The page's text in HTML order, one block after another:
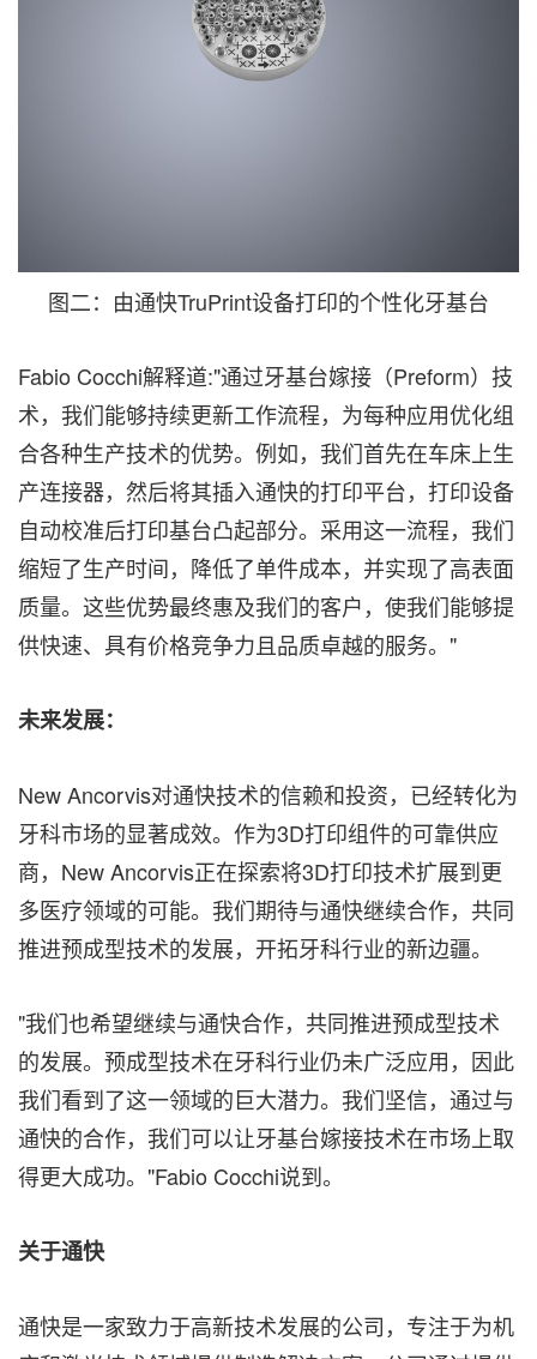
图二：由通快TruPrint设备打印的个性化牙基台
Fabio Cocchi解释道:"通过牙基台嫁接（Preform）技
术，我们能够持续更新工作流程，为每种应用优化组
合各种生产技术的优势。例如，我们首先在车床上生
产连接器，然后将其插入通快的打印平台，打印设备
自动校准后打印基台凸起部分。采用这一流程，我们
缩短了生产时间，降低了单件成本，并实现了高表面
质量。这些优势最终惠及我们的客户，使我们能够提
供快速、具有价格竞争力且品质卓越的服务。"
未来发展：
New Ancorvis对通快技术的信赖和投资，已经转化为
牙科市场的显著成效。作为3D打印组件的可靠供应
商，New Ancorvis正在探索将3D打印技术扩展到更
多医疗领域的可能。我们期待与通快继续合作，共同
推进预成型技术的发展，开拓牙科行业的新边疆。
"我们也希望继续与通快合作，共同推进预成型技术
的发展。预成型技术在牙科行业仍未广泛应用，因此
我们看到了这一领域的巨大潜力。我们坚信，通过与
通快的合作，我们可以让牙基台嫁接技术在市场上取
得更大成功。"Fabio Cocchi说到。
关于通快
通快是一家致力于高新技术发展的公司，专注于为机